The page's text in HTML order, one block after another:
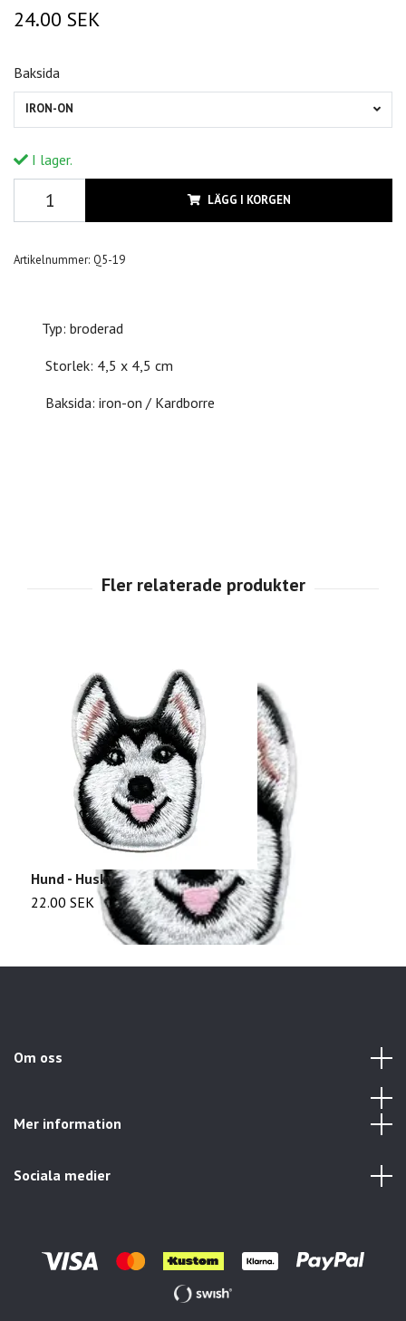
24.00 SEK
Baksida
IRON-ON
I lager.
LÄGG I KORGEN
Artikelnummer: Q5-19
Typ: broderad
Storlek: 4,5 x 4,5 cm
Baksida: iron-on / Kardborre
Hund - Husky
22.00 SEK
Om oss
Mer information
Sociala medier